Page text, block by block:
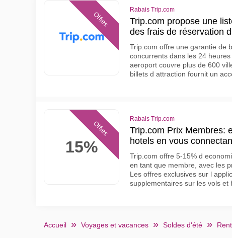
Offres
Rabais Trip.com
Trip.com propose une
des frais de réservation
Trip.com offre une garantie de
concurrents dans les 24
aeroport couvre plus de 600
billets d attraction fournit un
15%
Offres
Rabais Trip.com
Trip.com Prix Membres:
hotels en vous
Trip.com offre 5-15% d
en tant que membre, avec les
Les offres exclusives sur l
supplementaires sur les vols et
Accueil Voyages et vacances Soldes d'été